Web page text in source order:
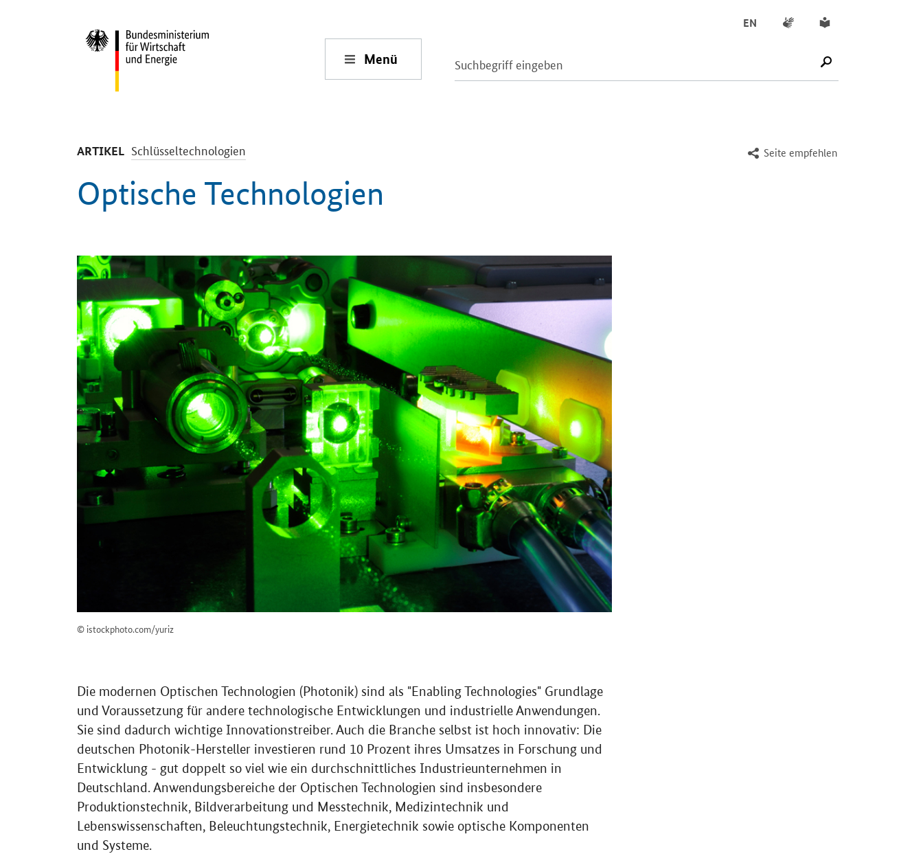
Menü SUCHE STARTEN
EN Gebärdensprache
Leichte Sprache
Seite empfehlen
ARTIKEL -
Schlüsseltechnologien
Optische Technologien
© istockphoto.com/yuriz
Die modernen Optischen Technologien (Photonik) sind als "Enabling Technologies" Grundlage
und Voraussetzung für andere technologische Entwicklungen und industrielle Anwendungen.
Sie sind dadurch wichtige Innovationstreiber. Auch die Branche selbst ist hoch innovativ: Die
deutschen Photonik-Hersteller investieren rund 10 Prozent ihres Umsatzes in Forschung und
Entwicklung - gut doppelt so viel wie ein durchschnittliches Industrieunternehmen in
Deutschland. Anwendungsbereiche der Optischen Technologien sind insbesondere
Produktionstechnik, Bildverarbeitung und Messtechnik, Medizintechnik und
Lebenswissenschaften, Beleuchtungstechnik, Energietechnik sowie optische Komponenten
und Systeme.